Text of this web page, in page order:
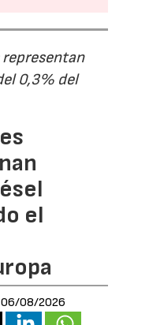
0,3% del
el
06/08/2026